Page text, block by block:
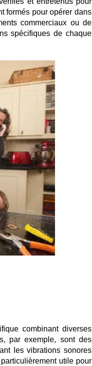
formés pour opérer dans
commerciaux ou de
spécifiques de chaque
combinant diverses
par exemple, sont des
les vibrations sonores
utile pour